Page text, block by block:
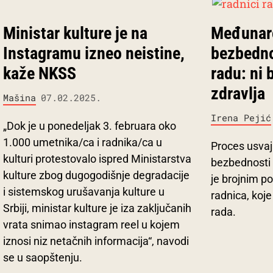
Ministar kulture je na
Instagramu izneo neistine,
kaže NKSS
Mašina 07.02.2025.
„Dok je u ponedeljak 3. februara oko
1.000 umetnika/ca i radnika/ca u
kulturi protestovalo ispred Ministarstva
kulture zbog dugogodišnje degradacije
i sistemskog urušavanja kulture u
Srbiji, ministar kulture je iza zaključanih
vrata snimao instagram reel u kojem
iznosi niz netačnih informacija“, navodi
se u saopštenju.
radu: ni
zdravlja
Irena Pejić
Proces
bezbednosti
je brojnim
radnica,
rada.